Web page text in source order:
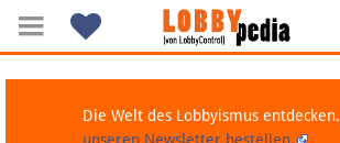
Die Welt des Lobbyismus entdecken.